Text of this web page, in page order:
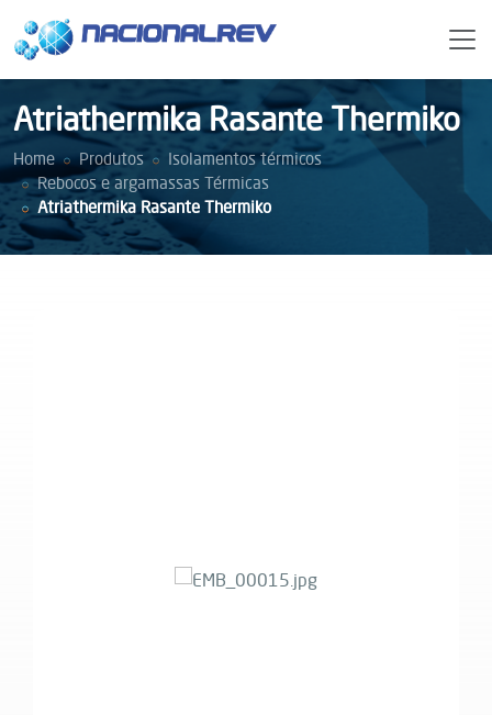
Atriathermika Rasante Thermiko
Home Produtos
Isolamentos térmicos
Rebocos e argamassas Térmicas
Atriathermika Rasante Thermiko